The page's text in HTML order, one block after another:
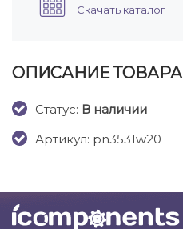
Скачать каталог
ОПИСАНИЕ ТОВАРА
Cтатус: В наличии
Артикул: pn3531w20